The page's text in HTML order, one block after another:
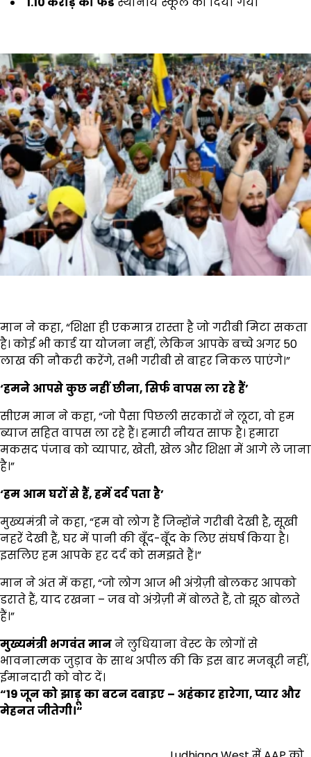
मान ने कहा, “शिक्षा ही एकमात्र रास्ता है जो गरीबी मिटा सकता
है। कोई भी कार्ड या योजना नहीं, लेकिन आपके बच्चे अगर 50
लाख की नौकरी करेंगे, तभी गरीबी से बाहर निकल पाएंगे।”
‘हमने आपसेकुछनहींछीना,सिर्फवापसलारहेहैं’
सीएम मान ने कहा, “जो पैसा पिछली सरकारों ने लूटा, वो हम
ब्याज सहित वापस ला रहे हैं। हमारी नीयत साफ है। हमारा
मकसद पंजाब को व्यापार, खेती, खेल और शिक्षा में आगे ले जाना
है।”
‘हम आमघरोंसेहैं,हमेंदर्दपताहै’
मुख्यमंत्री ने कहा, “हम वो लोग हैं जिन्होंने गरीबी देखी है, सूखी
नहरें देखी हैं, घर में पानी की बूँद-बूँद के लिए संघर्ष किया है।
इसलिए हम आपके हर दर्द को समझते हैं।”
मान ने अंत में कहा, “जो लोग आज भी अंग्रेज़ी बोलकर आपको
डराते हैं, याद रखना – जब वो अंग्रेज़ी में बोलते हैं, तो झूठ बोलते
हैं।”
मुख्यमंत्री भगवंतमानने लुधियाना वेस्ट के लोगों से
भावनात्मक जुड़ाव के साथ अपील की कि इस बार मजबूरी नहीं,
ईमानदारी को वोट दें।
“19जूनकोझाड़ूकाबटनदबाइए – अहंकारहारेगा,प्यार और
मेहनतजीतेगी।“